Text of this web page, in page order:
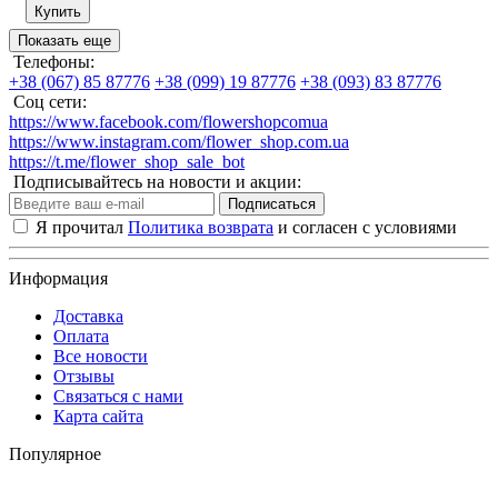
Купить
Показать еще
Телефоны:
+38 (067) 85 87776 +38 (099) 19 87776 +38 (093) 83 87776
Соц сети:
https://www.facebook.com/flowershopcomua
https://www.instagram.com/flower_shop.com.ua
https://t.me/flower_shop_sale_bot
Подписывайтесь на новости и акции:
Подписаться
Я прочитал Политика возврата и согласен с условиями
Информация
Доставка
Оплата
Все новости
Отзывы
Связаться с нами
Карта сайта
Популярное